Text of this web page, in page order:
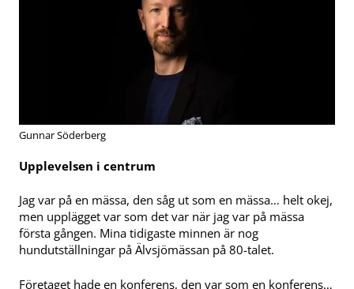
Gunnar Söderberg
Upplevelsen i centrum
Jag var på en mässa, den såg ut som en mässa… helt okej,
men upplägget var som det var när jag var på mässa
första gången. Mina tidigaste minnen är nog
hundutställningar på Älvsjömässan på 80-talet.
Företaget hade en konferens, den var som en konferens…